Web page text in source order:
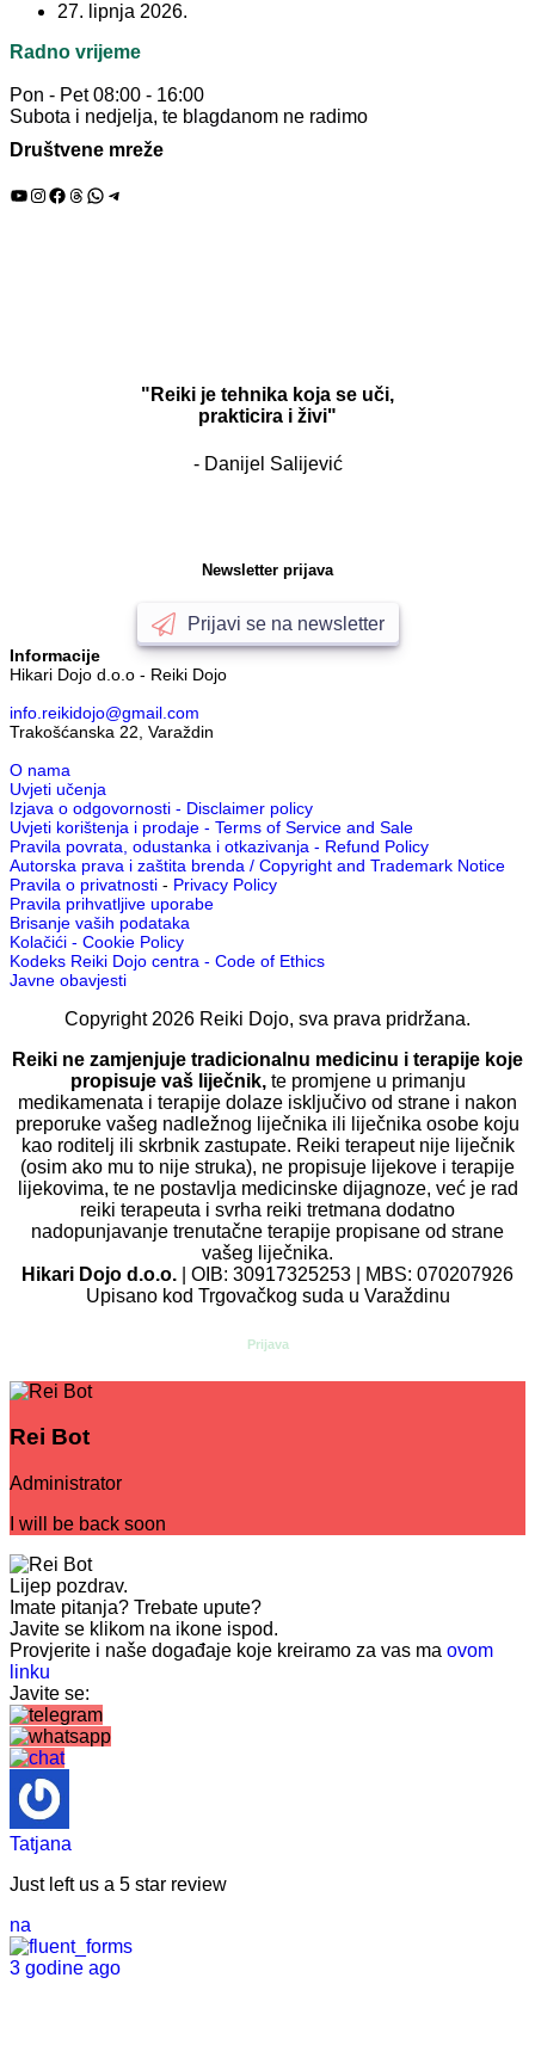
27. lipnja 2026.
Radno vrijeme
Pon - Pet 08:00 - 16:00
Subota i nedjelja, te blagdanom ne radimo
Društvene mreže
YouTube
Instagram
Facebook
Threads
WhatsApp
Telegram
"Reiki je tehnika koja se uči,
prakticira i živi"
- Danijel Salijević
Newsletter prijava
Prijavi se na newsletter
Informacije
Hikari Dojo d.o.o - Reiki Dojo
info.reikidojo@gmail.com
Trakošćanska 22, Varaždin
O nama
Uvjeti učenja
Izjava o odgovornosti - Disclaimer policy
Uvjeti korištenja i prodaje - Terms of Service and Sale
Pravila povrata, odustanka i otkazivanja - Refund Policy
Autorska prava i zaštita brenda / Copyright and Trademark Notice
Pravila o privatnosti - Privacy Policy
Pravila prihvatljive uporabe
Brisanje vaših podataka
Kolačići - Cookie Policy
Kodeks Reiki Dojo centra - Code of Ethics
Javne obavjesti
Copyright 2026 Reiki Dojo, sva prava pridržana.
Reiki ne zamjenjuje tradicionalnu medicinu i terapije koje
propisuje vaš liječnik,te promjene u primanju
medikamenata i terapije dolaze isključivo od strane i nakon
preporuke vašeg nadležnog liječnika ili liječnika osobe koju
kao roditelj ili skrbnik zastupate. Reiki terapeut nije liječnik
(osim ako mu to nije struka), ne propisuje lijekove i terapije
lijekovima, te ne postavlja medicinske dijagnoze, već je rad
reiki terapeuta i svrha reiki tretmana dodatno
nadopunjavanje trenutačne terapije propisane od strane
vašeg liječnika.
Hikari Dojo d.o.o. | OIB: 30917325253 | MBS: 070207926
Upisano kod Trgovačkog suda u Varaždinu
Prijava
Rei Bot
Administrator
I will be back soon
Lijep pozdrav.
Imate pitanja? Trebate upute?
Javite se klikom na ikone ispod.
Provjerite i naše događaje koje kreiramo za vas ma ovom
linku
Javite se:
Tatjana
Just left us a 5 star review
na
3 godine ago